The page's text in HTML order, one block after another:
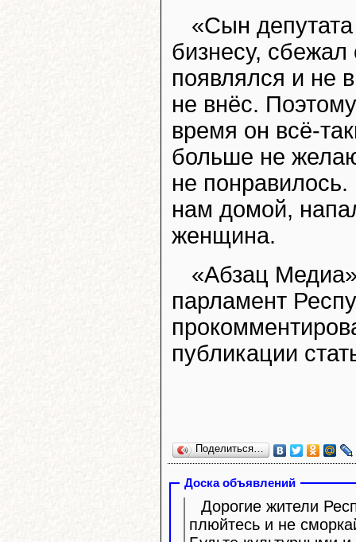
«Сын
бизнесу,
появлялся и не
не внёс.
время он всё-
больше не
не понравилось.
нам домой,
женщина.
«Абзац
парламент
публикации
Поделиться…
Доска объявлений
Дорогие жители
плюйтесь и не